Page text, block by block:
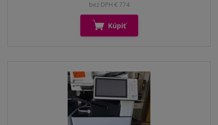
bez DPH € 774
Kúpiť